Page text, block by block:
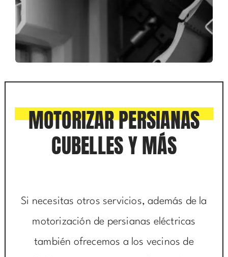
MOTORIZAR PERSIANAS
CUBELLES Y MÁS
Si necesitas otros servicios, además de la
motorización de persianas eléctricas
también ofrecemos a los vecinos de